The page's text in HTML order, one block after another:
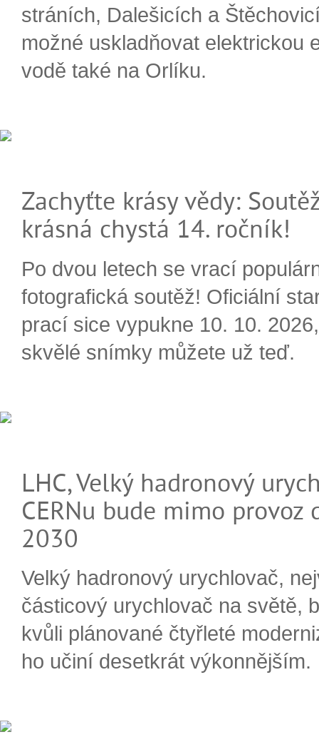
stráních, Dalešicích a
možné uskladňovat elektrickou
vodě také na Orlíku.
Zachyťte krásy vědy:
krásná chystá 14. ročník!
Po dvou letech se vrací
fotografická soutěž! Oficiální
prací sice vypukne 10. 10.
skvělé snímky můžete už teď.
LHC, Velký hadronový
CERNu bude mimo provoz
2030
Velký hadronový urychlovač,
částicový urychlovač na světě,
kvůli plánované čtyřleté
ho učiní desetkrát výkonnějším.